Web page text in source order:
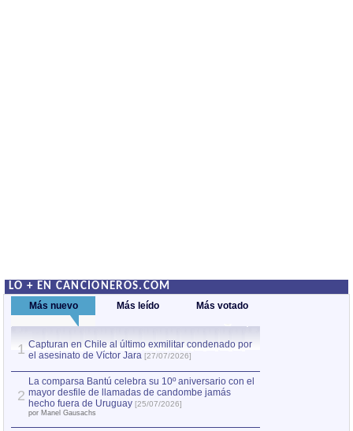
LO + EN CANCIONEROS.COM
Más nuevo Más leído Más votado
1 Capturan en Chile al último exmilitar condenado por
el asesinato de Víctor Jara [27/07/2026]
2
La comparsa Bantú celebra su 10º aniversario con el
mayor desfile de llamadas de candombe jamás
hecho fuera de Uruguay [25/07/2026]
por Manel Gausachs